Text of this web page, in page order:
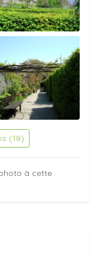
(18)
à cette